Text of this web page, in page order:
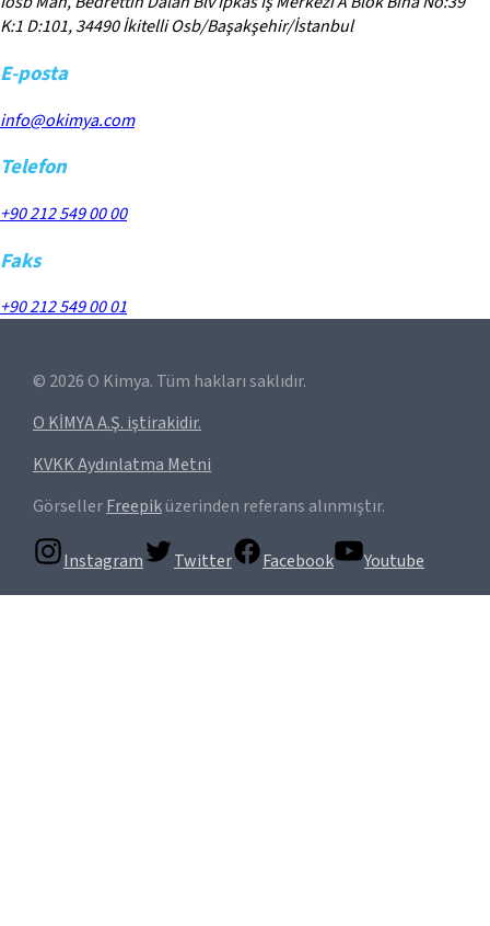
K:1 D:101, 34490 İkitelli Osb/Başakşehir/İstanbul
E-posta
info@okimya.com
Telefon
+90 212 549 00 00
Faks
+90 212 549 00 01
© 2026 O Kimya. Tüm hakları saklıdır.
O KİMYA A.Ş. iştirakidir.
KVKK Aydınlatma Metni
GörsellerFreepiküzerinden referans alınmıştır.
Instagram Twitter Facebook Youtube